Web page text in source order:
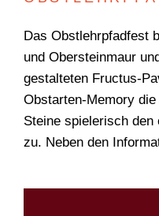
Das Obstlehrpfadfest
und Obersteinmaur
gestalteten Fructus-
Obstarten-Memory
Steine spielerisch den
zu. Neben den